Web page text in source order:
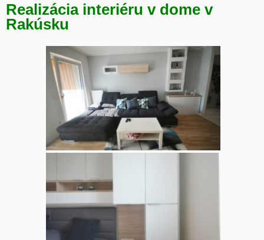
Realizácia interiéru v dome v
Rakúsku